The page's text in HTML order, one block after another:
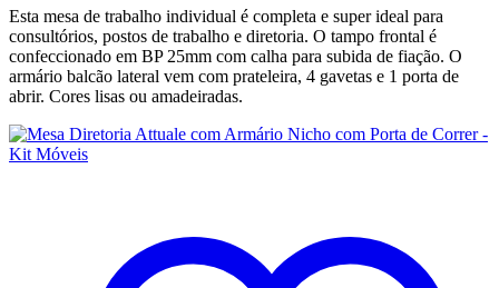
Esta mesa de trabalho individual é completa e super ideal para
consultórios, postos de trabalho e diretoria. O tampo frontal é
confeccionado em BP 25mm com calha para subida de fiação. O
armário balcão lateral vem com prateleira, 4 gavetas e 1 porta de
abrir. Cores lisas ou amadeiradas.